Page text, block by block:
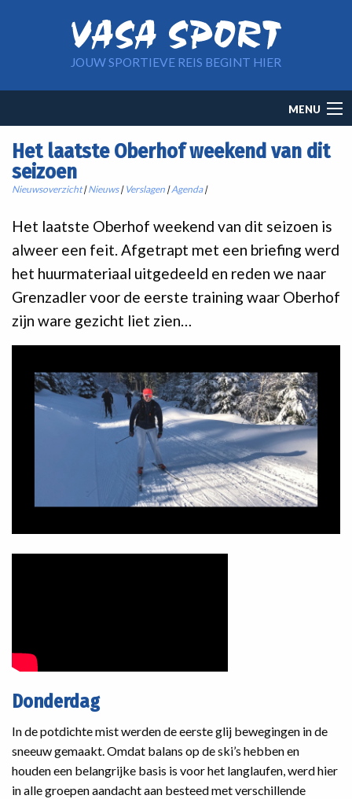
JOUW SPORTIEVE REIS BEGINT HIER
navigation
MENU
Het laatste Oberhof weekend van dit
seizoen
Nieuwsoverzicht|Nieuws| Verslagen |Agenda|
Het laatste Oberhof weekend van dit seizoen is
alweer een feit. Afgetrapt met een briefing werd
het huurmateriaal uitgedeeld en reden we naar
Grenzadler voor de eerste training waar Oberhof
zijn ware gezicht liet zien…
Donderdag
In de potdichte mist werden de eerste glij bewegingen in de
sneeuw gemaakt. Omdat balans op de ski’s hebben en
houden een belangrijke basis is voor het langlaufen, werd hier
in alle groepen aandacht aan besteed met verschillende